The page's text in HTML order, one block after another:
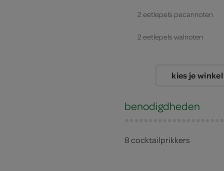
2 eetlepels pecannoten
2 eetlepels walnoten
4 plakken serranoham
4 kalkoenfilets
kies je winkel
benodigdheden
8 cocktailprikkers